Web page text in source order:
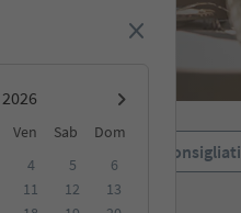
Ven Sab
Dom
4 5
6
11 12
13
Consigliati